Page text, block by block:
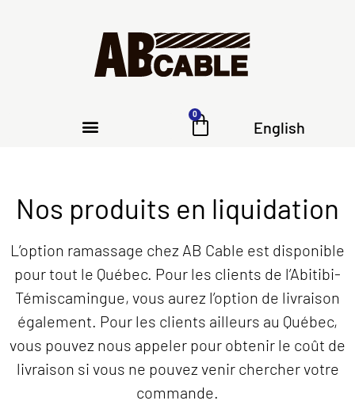
0
English
Nos produits en liquidation
L’option ramassage chez AB Cable est disponible
pour tout le Québec. Pour les clients de l’Abitibi-
Témiscamingue, vous aurez l’option de livraison
également. Pour les clients ailleurs au Québec,
vous pouvez nous appeler pour obtenir le coût de
livraison si vous ne pouvez venir chercher votre
commande.